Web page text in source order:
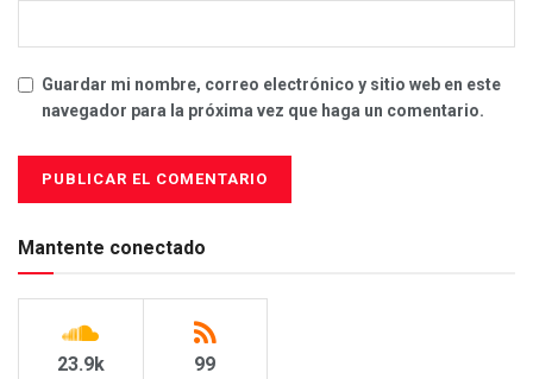
Guardar mi nombre, correo electrónico y sitio web en este
navegador para la próxima vez que haga un comentario.
Mantente conectado
23.9k 99